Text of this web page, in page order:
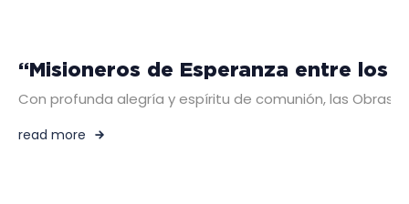
“Misioneros de Esperanza entre los
Con profunda alegría y espíritu de comunión, las Obras
read more